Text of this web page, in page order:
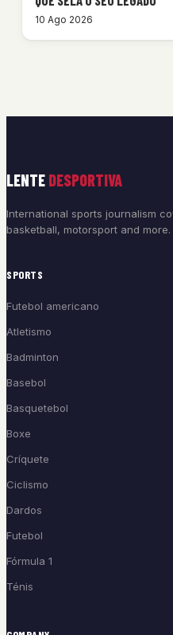
10 Ago 2026
LENTE DESPORTIVA
International sports journalism
basketball, motorsport and
SPORTS
Futebol americano
Atletismo
Badminton
Basebol
Basquetebol
Boxe
Críquete
Ciclismo
Dardos
Futebol
Fórmula 1
Ténis